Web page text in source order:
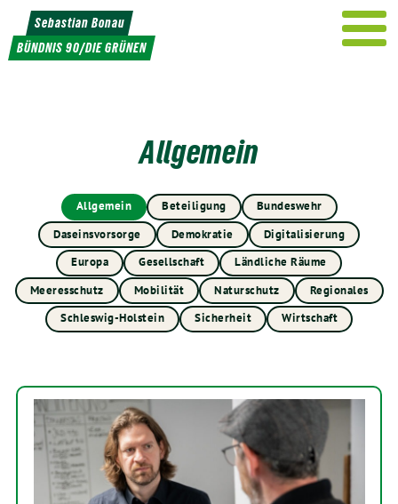
Weiter
zum
Inhalt
Sebastian Bonau
BÜNDNIS 90/DIE GRÜNEN
Allgemein
Allgemein Beteiligung
Bundeswehr
Daseinsvorsorge
Demokratie
Digitalisierung
Europa
Gesellschaft
Ländliche Räume
Meeresschutz
Mobilität Naturschutz
Regionales
Schleswig-Holstein
Sicherheit Wirtschaft